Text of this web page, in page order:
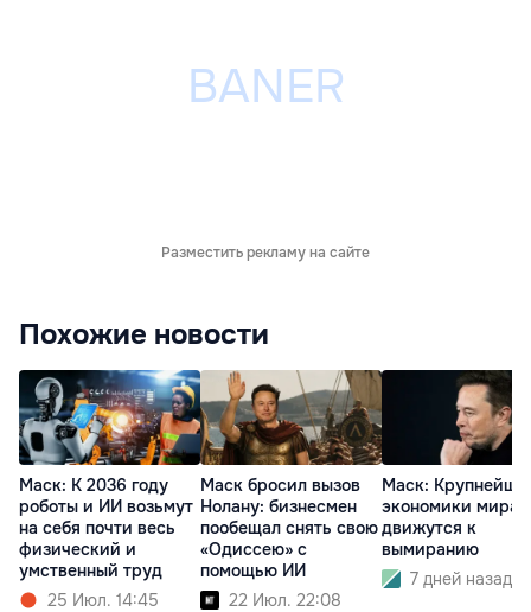
Разместить рекламу на сайте
Похожие новости
Маск: К 2036 году
роботы и ИИ возьмут
на себя почти весь
физический и
умственный труд
25 Июл. 14:45
Маск бросил вызов
Нолану: бизнесмен
пообещал снять свою
«Одиссею» с
помощью ИИ
22 Июл. 22:08
Маск:
экономики мира
движутся к
вымиранию
7 дней назад